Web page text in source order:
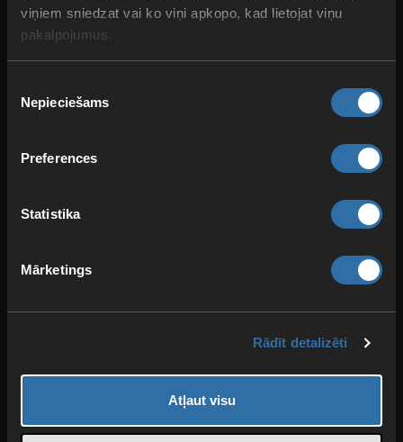
viņiem sniedzat vai ko viņi apkopo, kad lietojat viņu
pakalpojumus.
izvēle
Nepieciešams
Preferences
Statistika
Mārketings
Rādīt detalizēti
Atļaut visu
izaudzēto dzīvnieku. To vari darīt ar
jebkuru dzīvnieku, taču mēs iesakām
vistaskopā ar iespējuefektīvi savākt
nokaušana
izaicinājumiem